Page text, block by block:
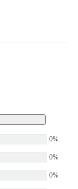
0%
0%
0%